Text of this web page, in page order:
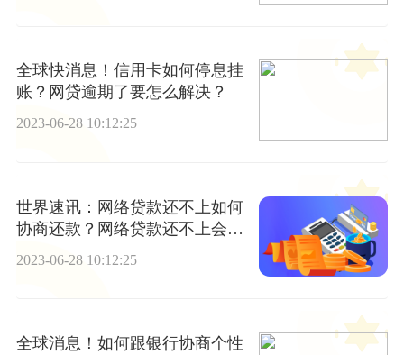
全球快消息！信用卡如何停息挂
账？网贷逾期了要怎么解决？
2023-06-28 10:12:25
世界速讯：网络贷款还不上如何
协商还款？网络贷款还不上会连
2023-06-28 10:12:25
全球消息！如何跟银行协商个性